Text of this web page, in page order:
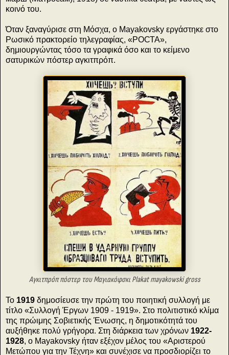
κοινό του.
Όταν ξαναγύρισε στη Μόσχα, ο Mayakovsky εργάστηκε στο
Ρωσικό πρακτορείο τηλεγραφίας, «РОСТА»,
δημιουργώντας τόσο τα γραφικά όσο και το κείμενο
σατυρικών πόστερ αγκιτπρόπ.
Αγκιτπρόπ πόστερ του Μαγιακόφσκι Plakat mayakowski gross
Το 1919 δημοσίευσε την πρώτη του ποιητική συλλογή με
τίτλο «Συλλογή Έργων 1909 - 1919». Στο πολιτιστικό κλίμα
της πρώιμης Σοβιετικής Ένωσης, η δημοτικότητά του
αυξήθηκε πολύ γρήγορα. Στη διάρκεια των χρόνων 1922-
1928, ο Mayakovsky ήταν εξέχον μέλος του «Αριστερού
Μετώπου για την Τέχνη» και συνέχισε να προσδιορίζει το